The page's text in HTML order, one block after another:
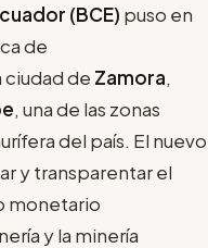
(BCE) puso en
de
ciudad de Zamora,
, una de las zonas
del país. El nuevo
y transparentar el
monetario
y la minería